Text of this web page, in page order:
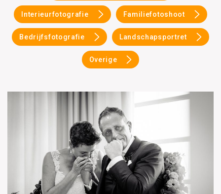
Interieurfotografie Familiefotoshoot
Bedrijfsfotografie Landschapsportret
Overige